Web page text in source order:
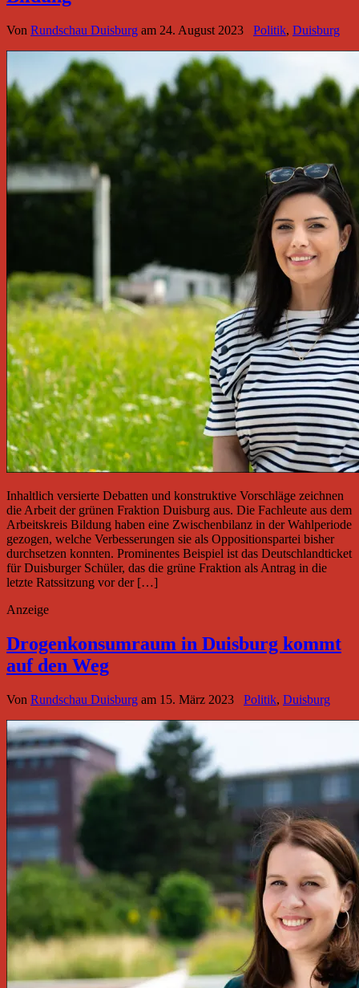
Von Rundschau Duisburg am 24. August 2023 Politik, Duisburg
Inhaltlich versierte Debatten und konstruktive Vorschläge zeichnen
die Arbeit der grünen Fraktion Duisburg aus. Die Fachleute aus dem
Arbeitskreis Bildung haben eine Zwischenbilanz in der Wahlperiode
gezogen, welche Verbesserungen sie als Oppositionspartei bisher
durchsetzen konnten. Prominentes Beispiel ist das Deutschlandticket
für Duisburger Schüler, das die grüne Fraktion als Antrag in die
letzte Ratssitzung vor der […]
Anzeige
Drogenkonsumraum in Duisburg kommt
auf den Weg
Von Rundschau Duisburg am 15. März 2023 Politik, Duisburg